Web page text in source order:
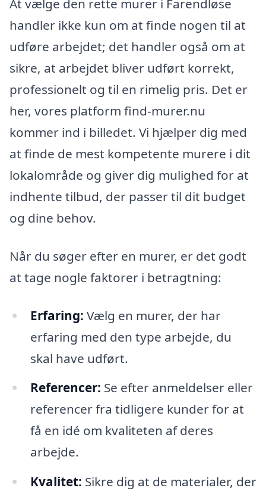
At vælge den rette murer i Farendløse
handler ikke kun om at finde nogen til at
udføre arbejdet; det handler også om at
sikre, at arbejdet bliver udført korrekt,
professionelt og til en rimelig pris. Det er
her, vores platform find-murer.nu
kommer ind i billedet. Vi hjælper dig med
at finde de mest kompetente murere i dit
lokalområde og giver dig mulighed for at
indhente tilbud, der passer til dit budget
og dine behov.
Når du søger efter en murer, er det godt
at tage nogle faktorer i betragtning:
Erfaring: Vælg en murer, der har
erfaring med den type arbejde, du
skal have udført.
Referencer: Se efter anmeldelser eller
referencer fra tidligere kunder for at
få en idé om kvaliteten af deres
arbejde.
Kvalitet: Sikre dig at de materialer, der